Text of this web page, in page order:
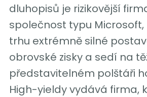
dluhopisů je rizikovější
společnost typu
trhu extrémně silné
obrovské zisky a sedí na
představitelném polštáři
High-yieldy vydává firma,